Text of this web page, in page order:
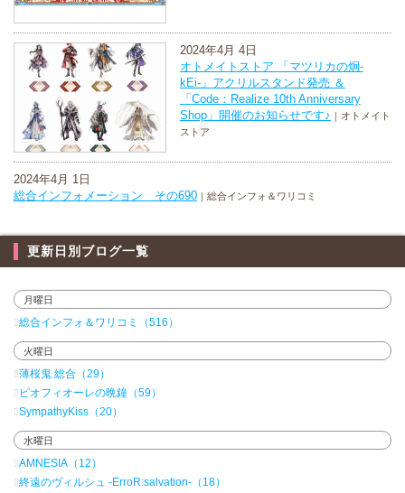
2024年4月 4日
オトメイトストア 「マツリカの炯-
kEi-」アクリルスタンド発売 ＆
「Code：Realize 10th Anniversary
Shop」開催のお知らせです♪ ｜オトメイト
ストア
2024年4月 1日
総合インフォメーション その690 ｜総合インフォ＆ワリコミ
更新日別ブログ一覧
月曜日
総合インフォ＆ワリコミ（516）
火曜日
薄桜鬼 総合（29）
ピオフィオーレの晩鐘（59）
SympathyKiss（20）
水曜日
AMNESIA（12）
終遠のヴィルシュ -ErroR:salvation-（18）